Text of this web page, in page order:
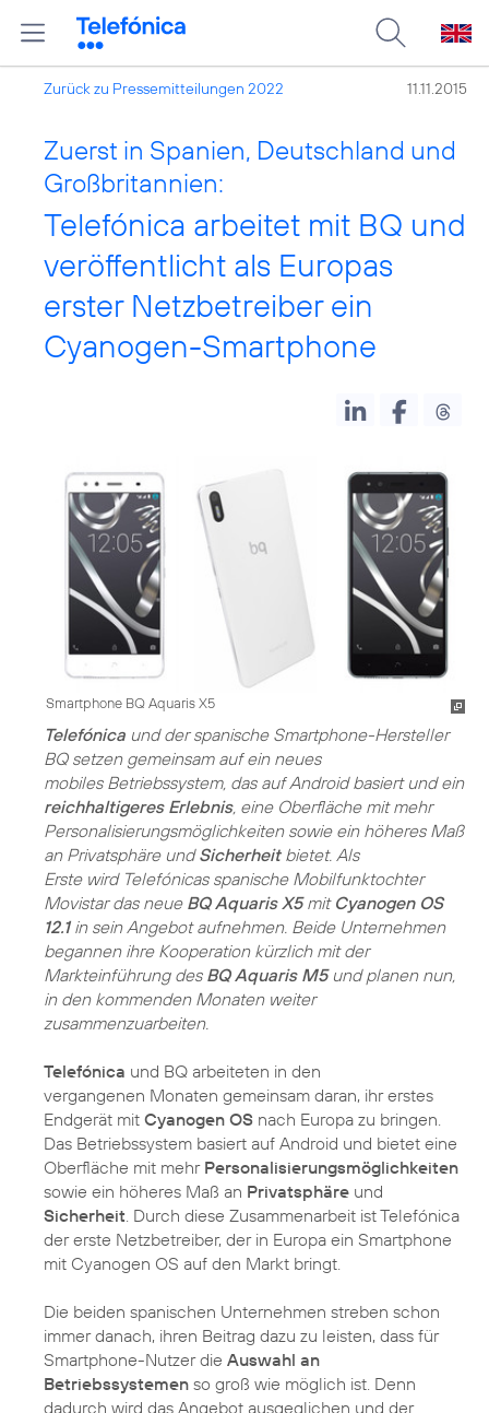
Zurück zu Pressemitteilungen 2022 11.11.2015
Zuerst in Spanien, Deutschland und
Großbritannien:
Telefónica arbeitet mit BQ und
veröffentlicht als Europas
erster Netzbetreiber ein
Cyanogen-Smartphone
Smartphone BQ Aquaris X5
Telefónica und der spanische Smartphone-Hersteller
BQ setzen gemeinsam auf ein neues
mobiles Betriebssystem, das auf Android basiert und ein
reichhaltigeres Erlebnis, eine Oberfläche mit mehr
Personalisierungsmöglichkeiten sowie ein höheres Maß
an Privatsphäre undSicherheit bietet. Als
Erste wird Telefónicas spanische Mobilfunktochter
Movistar das neue BQ Aquaris X5mit Cyanogen OS
12.1in sein Angebot aufnehmen. Beide Unternehmen
begannen ihre Kooperation kürzlich mit der
Markteinführung des BQ Aquaris M5und planen nun,
in den kommenden Monaten weiter
zusammenzuarbeiten.
Telefónica und BQ arbeiteten in den
vergangenen Monaten gemeinsam daran, ihr erstes
Endgerät mit Cyanogen OS nach Europa zu bringen.
Das Betriebssystem basiert auf Android und bietet eine
Oberfläche mit mehr Personalisierungsmöglichkeiten
sowie ein höheres Maß an Privatsphäre und
Sicherheit . Durch diese Zusammenarbeit ist Telefónica
der erste Netzbetreiber, der in Europa ein Smartphone
mit Cyanogen OS auf den Markt bringt.
Die beiden spanischen Unternehmen streben schon
immer danach, ihren Beitrag dazu zu leisten, dass für
Smartphone-Nutzer die Auswahl an
Betriebssystemen so groß wie möglich ist. Denn
dadurch wird das Angebot ausgeglichen und der